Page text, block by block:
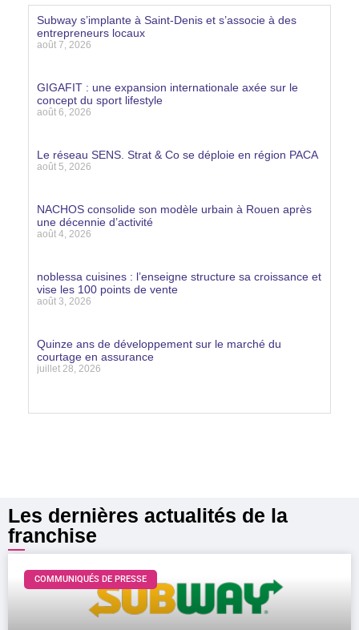
Subway s’implante à Saint-Denis et s’associe à des
entrepreneurs locaux
août 7, 2026
GIGAFIT : une expansion internationale axée sur le
concept du sport lifestyle
août 6, 2026
Le réseau SENS. Strat & Co se déploie en région PACA
août 5, 2026
NACHOS consolide son modèle urbain à Rouen après
une décennie d’activité
août 4, 2026
noblessa cuisines : l’enseigne structure sa croissance et
vise les 100 points de vente
août 3, 2026
Quinze ans de développement sur le marché du
courtage en assurance
juillet 28, 2026
Les dernières actualités de la
franchise
COMMUNIQUÉS DE PRESSE